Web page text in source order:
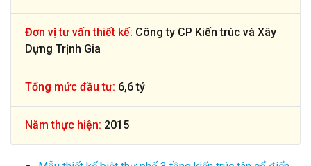
Đơn vị tư vấn thiết kế: Công ty CP Kiến trúc và Xây
Dựng Trịnh Gia
Tổng mức đầu tư: 6,6 tỷ
Năm thực hiện: 2015